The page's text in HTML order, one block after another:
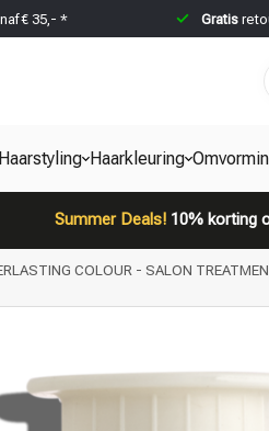
€ 35,- * Gratis
Haarstyling Haarkleuring
Summer Deals!10% korting
COLOUR - SALON